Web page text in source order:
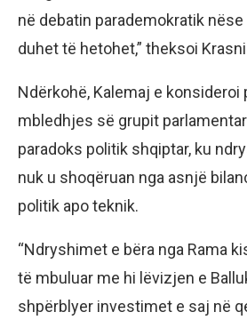
në debatin parademokratik
duhet të hetohet,” theksoi
Ndërkohë, Kalemaj e konsideroi
mbledhjes së grupit
paradoks politik shqiptar, ku
nuk u shoqëruan nga asnjë
politik apo teknik.
“Ndryshimet e bëra nga Rama
të mbuluar me hi lëvizjen e
shpërblyer investimet e saj në